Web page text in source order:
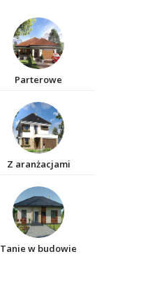
Parterowe
Z aranżacjami
Tanie w budowie